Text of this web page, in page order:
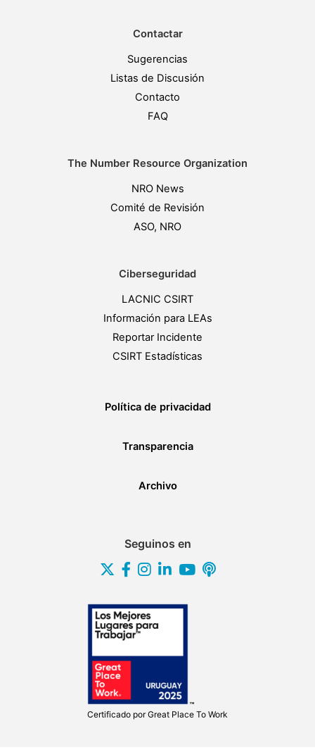
Contactar
Sugerencias
Listas de Discusión
Contacto
FAQ
The Number Resource Organization
NRO News
Comité de Revisión
ASO, NRO
Ciberseguridad
LACNIC CSIRT
Información para LEAs
Reportar Incidente
CSIRT Estadísticas
Política de privacidad
Transparencia
Archivo
Seguinos en
Certificado porGreat Place To Work